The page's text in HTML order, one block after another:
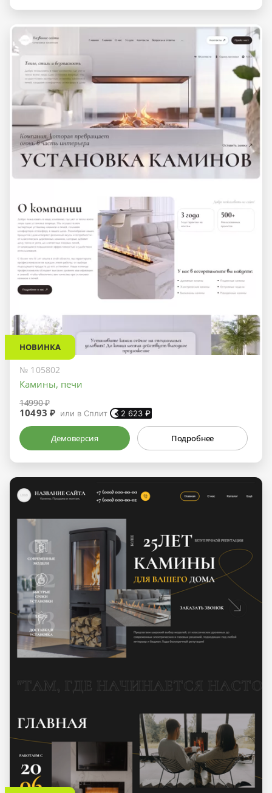
НОВИНКА
№ 105802
Камины, печи
14990 ₽
10493 ₽ или в Сплит 2 623 ₽
Демоверсия Подробнее